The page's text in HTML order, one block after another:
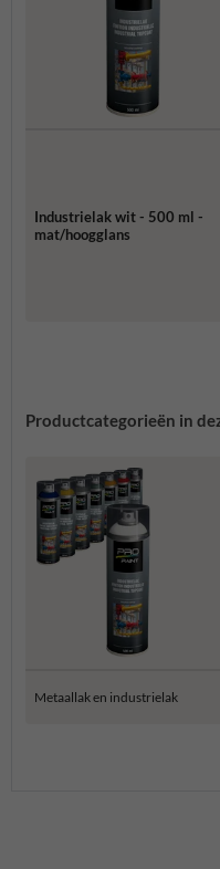
Industrielak wit - 500 ml -
mat/hoogglans
Productcategorieën in
Metaallak en industrielak